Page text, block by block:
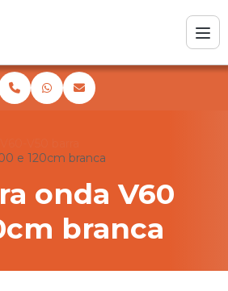
e 120cm branca
onda V60
branca